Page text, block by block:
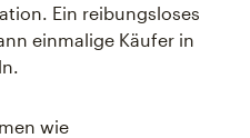
Ein reibungsloses
einmalige Käufer in
wie